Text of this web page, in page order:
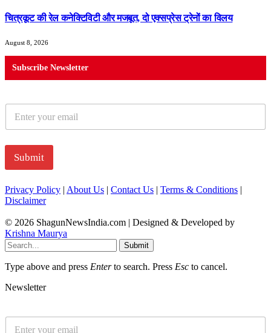
चित्रकूट की रेल कनेक्टिविटी और मजबूत, दो एक्सप्रेस ट्रेनों का विलय
August 8, 2026
Subscribe Newsletter
a
i
*
Submit
Privacy Policy About Us Contact Us Terms & Conditions
Disclaimer
© 2026 ShagunNewsIndia.com | Designed & Developed by
Krishna Maurya
Submit
Type above and press Enterto search. Press Esc to cancel.
Newsletter